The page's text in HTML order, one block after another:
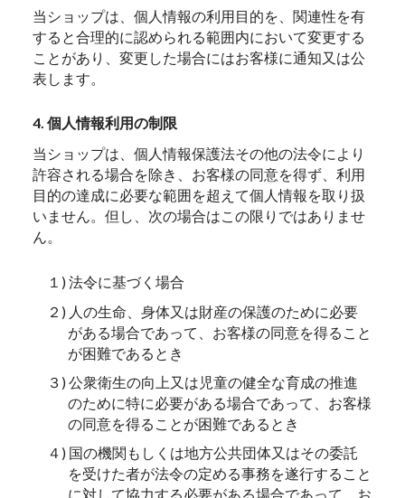
当ショップは、個人情報の利用目的を、関連性を有
すると合理的に認められる範囲内において変更する
ことがあり、変更した場合にはお客様に通知又は公
表します。
4. 個人情報利用の制限
当ショップは、個人情報保護法その他の法令により
許容される場合を除き、お客様の同意を得ず、利用
目的の達成に必要な範囲を超えて個人情報を取り扱
いません。但し、次の場合はこの限りではありませ
ん。
１) 法令に基づく場合
２) 人の生命、身体又は財産の保護のために必要
がある場合であって、お客様の同意を得ること
が困難であるとき
３) 公衆衛生の向上又は児童の健全な育成の推進
のために特に必要がある場合であって、お客様
の同意を得ることが困難であるとき
４) 国の機関もしくは地方公共団体又はその委託
を受けた者が法令の定める事務を遂行すること
に対して協力する必要がある場合であって、お